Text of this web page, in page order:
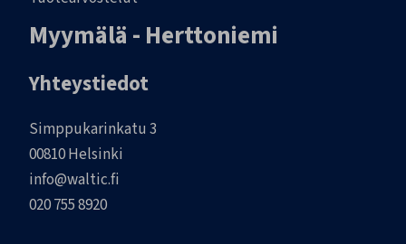
Myymälä - Herttoniemi
Yhteystiedot
Simppukarinkatu 3
00810 Helsinki
info@waltic.fi
020 755 8920